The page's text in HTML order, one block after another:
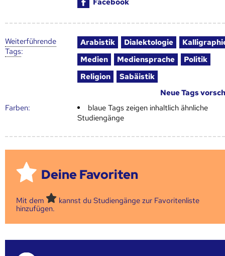
Weiter­führende
Tags:
Arabistik Dialektologie
Medien
Mediensprache
Politik
Religion
Sabäistik
Neue Tags
Farben:
blaue Tags zeigen inhaltlich ähnliche
Studiengänge
Deine Favoriten
Mit dem
kannst du Studiengänge zur Favoritenliste
hinzufügen.